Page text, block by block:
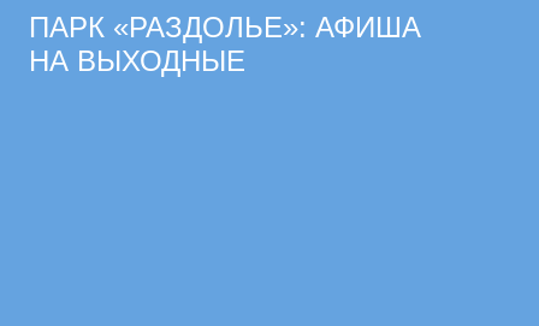
ПАРК «РАЗДОЛЬЕ»: АФИША
НА ВЫХОДНЫЕ